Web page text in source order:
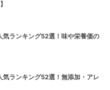
気ランキング52選！味や栄養価の
気ランキング52選！無添加・アレ